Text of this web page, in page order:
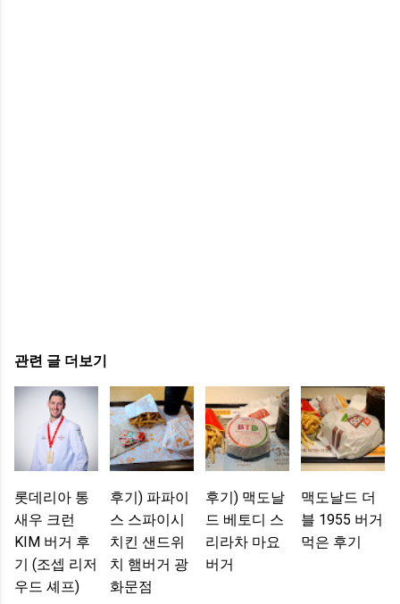
관련 글 더보기
롯데리아 통
새우 크런
KIM 버거 후
기 (조셉 리저
우드 셰프)
후기) 파파이
스 스파이시
치킨 샌드위
치 햄버거 광
화문점
후기) 맥도날
드 베토디 스
리라차 마요
버거
맥도날드 더
블 1955 버거
먹은 후기